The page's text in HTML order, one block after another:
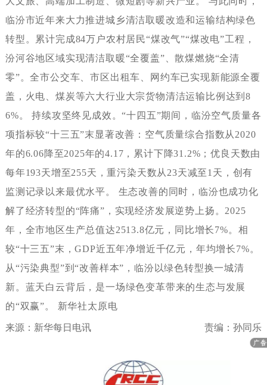
临汾市近年来大力推进城乡清洁取暖改造和运输结构绿色
转型。累计完成84万户农村居民“煤改气”“煤改电”工程，
汾河谷地区域实现清洁取暖“全覆盖”、散煤燃烧“全清
零”。全市公交车、市区出租车、网约车已实现新能源全覆
盖，火电、煤炭等六大行业大宗货物清洁运输比例达到8
6%。持续攻坚终见成效。“十四五”期间，临汾空气质量各
项指标较“十三五”末显著改善：空气质量综合指数从2020
年的6.06降至2025年的4.17，累计下降31.2%；优良天数由
每年193天增至255天，重污染天数从23天减至1天，创有
监测记录以来最优水平。生态改善的同时，临汾也成功化
解了经济转型的“阵痛”，实现经济发展逆势上扬。2025
年，全市地区生产总值达2513.8亿元，同比增长7%。相
较“十三五”末，GDP近五年净增近千亿元，年均增长7%。
从“污染典型”到“改善样本”，临汾以绿色转型换一城清
新。蓝天白云背后，是一场绿色变革带来的生态与发展
的“双赢”。新华社太原电
来源：新华每日电讯 责编：孙同乐